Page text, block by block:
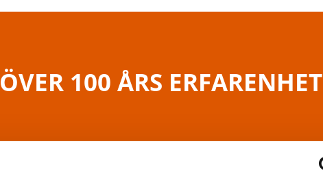
ÖVER 100 ÅRS ERFARENHET